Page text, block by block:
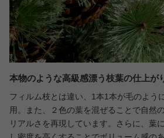
本物のような高級感漂う枝葉の仕上が
フィルム枝とは違い、1本1本が毛のよう
用。また、２色の葉を混ぜることで自然
リアルさを再現しています。さらに、葉